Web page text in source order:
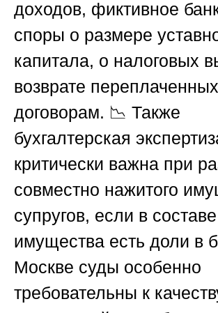
доходов, фиктивное
споры о размере
капитала, о налоговых
возврате
договорам. 📉 Также
бухгалтерская
критически важна при
совместно нажитого
супругов, если в составе
имущества есть доли в
Москве суды особенно
требовательны к